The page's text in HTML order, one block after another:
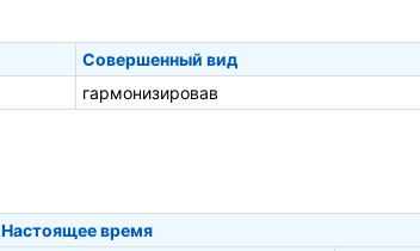
Совершенный вид
гармонизировав
Настоящее время